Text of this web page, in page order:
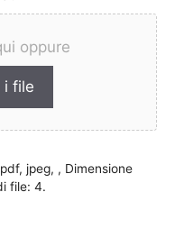
oppure
i file
jpeg, , Dimensione
file: 4.